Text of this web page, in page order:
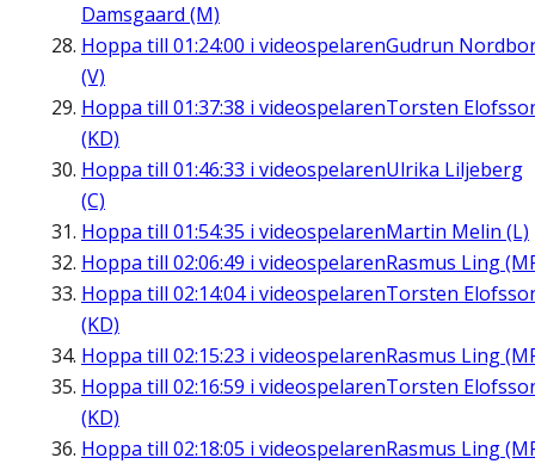
Damsgaard (M)
Hoppa till 01:24:00 i videospelarenGudrun
(V)
Hoppa till 01:37:38 i videospelarenTorsten
(KD)
Hoppa till 01:46:33 i videospelarenUlrika Liljeberg
(C)
Hoppa till 01:54:35 i videospelarenMartin Melin (L)
Hoppa till 02:06:49 i videospelarenRasmus Ling
Hoppa till 02:14:04i videospelarenTorsten
(KD)
Hoppa till 02:15:23 i videospelarenRasmus Ling
Hoppa till 02:16:59 i videospelarenTorsten
(KD)
Hoppa till 02:18:05 i videospelarenRasmus Ling